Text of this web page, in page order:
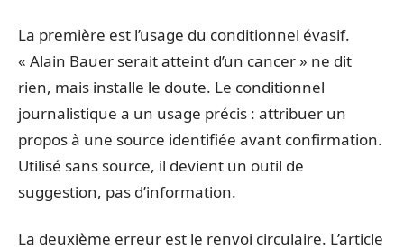
La première est l’usage du conditionnel évasif.
« Alain Bauer serait atteint d’un cancer » ne dit
rien, mais installe le doute. Le conditionnel
journalistique a un usage précis : attribuer un
propos à une source identifiée avant confirmation.
Utilisé sans source, il devient un outil de
suggestion, pas d’information.
La deuxième erreur est le renvoi circulaire. L’article